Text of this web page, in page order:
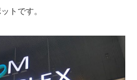
トです。